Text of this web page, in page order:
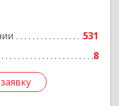
531
8
Подробнее